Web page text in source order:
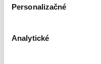
Personalizačné
Analytické
Top hodnotené